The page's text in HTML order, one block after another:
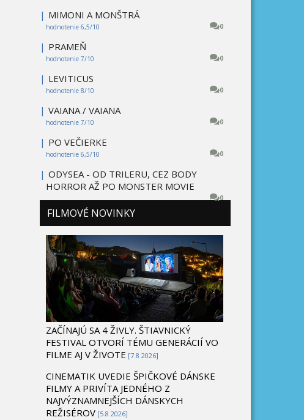
| MIMONI A MONŠTRÁ
0
hodnotenie 6,5/10
| PRAMEŇ
0
hodnotenie 7/10
| LEVITICUS
0
hodnotenie 8/10
| VAIANA / VAIANA
0
hodnotenie 7/10
| PO VEČIERKE
0
hodnotenie 6,5/10
| ODYSEA - OD TRILERU, CEZ BODY
HORROR AŽ PO MONSTER MOVIE
0
FILMOVÉ NOVINKY
ZAČÍNAJÚ SA 4 ŽIVLY. ŠTIAVNICKÝ
FESTIVAL OTVORÍ TÉMU GENERÁCIÍ VO
FILME AJ V ŽIVOTE [7.8 2026]
CINEMATIK UVEDIE ŠPIČKOVÉ DÁNSKE
FILMY A PRIVÍTA JEDNÉHO Z
NAJVÝZNAMNEJŠÍCH DÁNSKYCH
REŽISÉROV [5.8 2026]